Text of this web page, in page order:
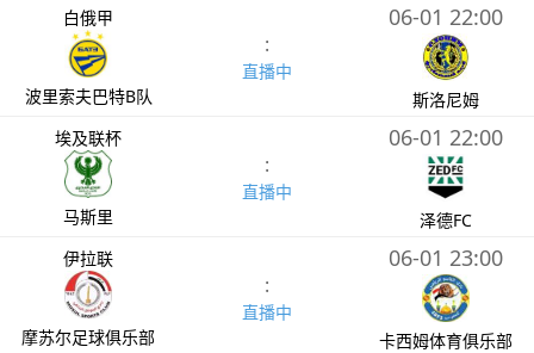
白俄甲
波里索夫巴特B队
:
直播中
06-01 22:00
斯洛尼姆
埃及联杯
马斯里
:
直播中
06-01 22:00
泽德FC
伊拉联
摩苏尔足球俱乐部
:
直播中
06-01 23:00
卡西姆体育俱乐部